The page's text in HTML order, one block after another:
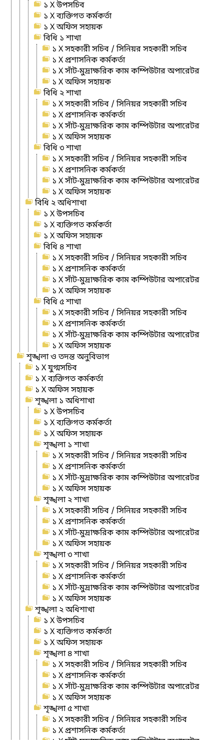
১ X উপসচিব
১ X ব্যক্তিগত কর্মকর্তা
১ X অফিস সহায়ক
বিধি ১ শাখা
১ X সহকারী সচিব / সিনিয়র সহকারী সচিব
১ X প্রশাসনিক কর্মকর্তা
১ X সাঁট-মুদ্রাক্ষরিক কাম কম্পিউটার অপারেটর
১ X অফিস সহায়ক
বিধি ২ শাখা
১ X সহকারী সচিব / সিনিয়র সহকারী সচিব
১ X প্রশাসনিক কর্মকর্তা
১ X সাঁট-মুদ্রাক্ষরিক কাম কম্পিউটার অপারেটর
১ X অফিস সহায়ক
বিধি ৩ শাখা
১ X সহকারী সচিব / সিনিয়র সহকারী সচিব
১ X প্রশাসনিক কর্মকর্তা
১ X সাঁট-মুদ্রাক্ষরিক কাম কম্পিউটার অপারেটর
১ X অফিস সহায়ক
বিধি ২ অধিশাখা
১ X উপসচিব
১ X ব্যক্তিগত কর্মকর্তা
১ X অফিস সহায়ক
বিধি ৪ শাখা
১ X সহকারী সচিব / সিনিয়র সহকারী সচিব
১ X প্রশাসনিক কর্মকর্তা
১ X সাঁট-মুদ্রাক্ষরিক কাম কম্পিউটার অপারেটর
১ X অফিস সহায়ক
বিধি ৫ শাখা
১ X সহকারী সচিব / সিনিয়র সহকারী সচিব
১ X প্রশাসনিক কর্মকর্তা
১ X সাঁট-মুদ্রাক্ষরিক কাম কম্পিউটার অপারেটর
১ X অফিস সহায়ক
শৃঙ্খলা ও তদন্ত অনুবিভাগ
১ X যুগ্মসচিব
১ X ব্যক্তিগত কর্মকর্তা
১ X অফিস সহায়ক
শৃঙ্খলা ১ অধিশাখা
১ X উপসচিব
১ X ব্যক্তিগত কর্মকর্তা
১ X অফিস সহায়ক
শৃঙ্খলা ১ শাখা
১ X সহকারী সচিব / সিনিয়র সহকারী সচিব
১ X প্রশাসনিক কর্মকর্তা
১ X সাঁট-মুদ্রাক্ষরিক কাম কম্পিউটার অপারেটর
১ X অফিস সহায়ক
শৃঙ্খলা ২ শাখা
১ X সহকারী সচিব / সিনিয়র সহকারী সচিব
১ X প্রশাসনিক কর্মকর্তা
১ X সাঁট-মুদ্রাক্ষরিক কাম কম্পিউটার অপারেটর
১ X অফিস সহায়ক
শৃঙ্খলা ৩ শাখা
১ X সহকারী সচিব / সিনিয়র সহকারী সচিব
১ X প্রশাসনিক কর্মকর্তা
১ X সাঁট-মুদ্রাক্ষরিক কাম কম্পিউটার অপারেটর
১ X অফিস সহায়ক
শৃঙ্খলা ২ অধিশাখা
১ X উপসচিব
১ X ব্যক্তিগত কর্মকর্তা
১ X অফিস সহায়ক
শৃঙ্খলা ৪ শাখা
১ X সহকারী সচিব / সিনিয়র সহকারী সচিব
১ X প্রশাসনিক কর্মকর্তা
১ X সাঁট-মুদ্রাক্ষরিক কাম কম্পিউটার অপারেটর
১ X অফিস সহায়ক
শৃঙ্খলা ৫ শাখা
১ X সহকারী সচিব / সিনিয়র সহকারী সচিব
১ X প্রশাসনিক কর্মকর্তা